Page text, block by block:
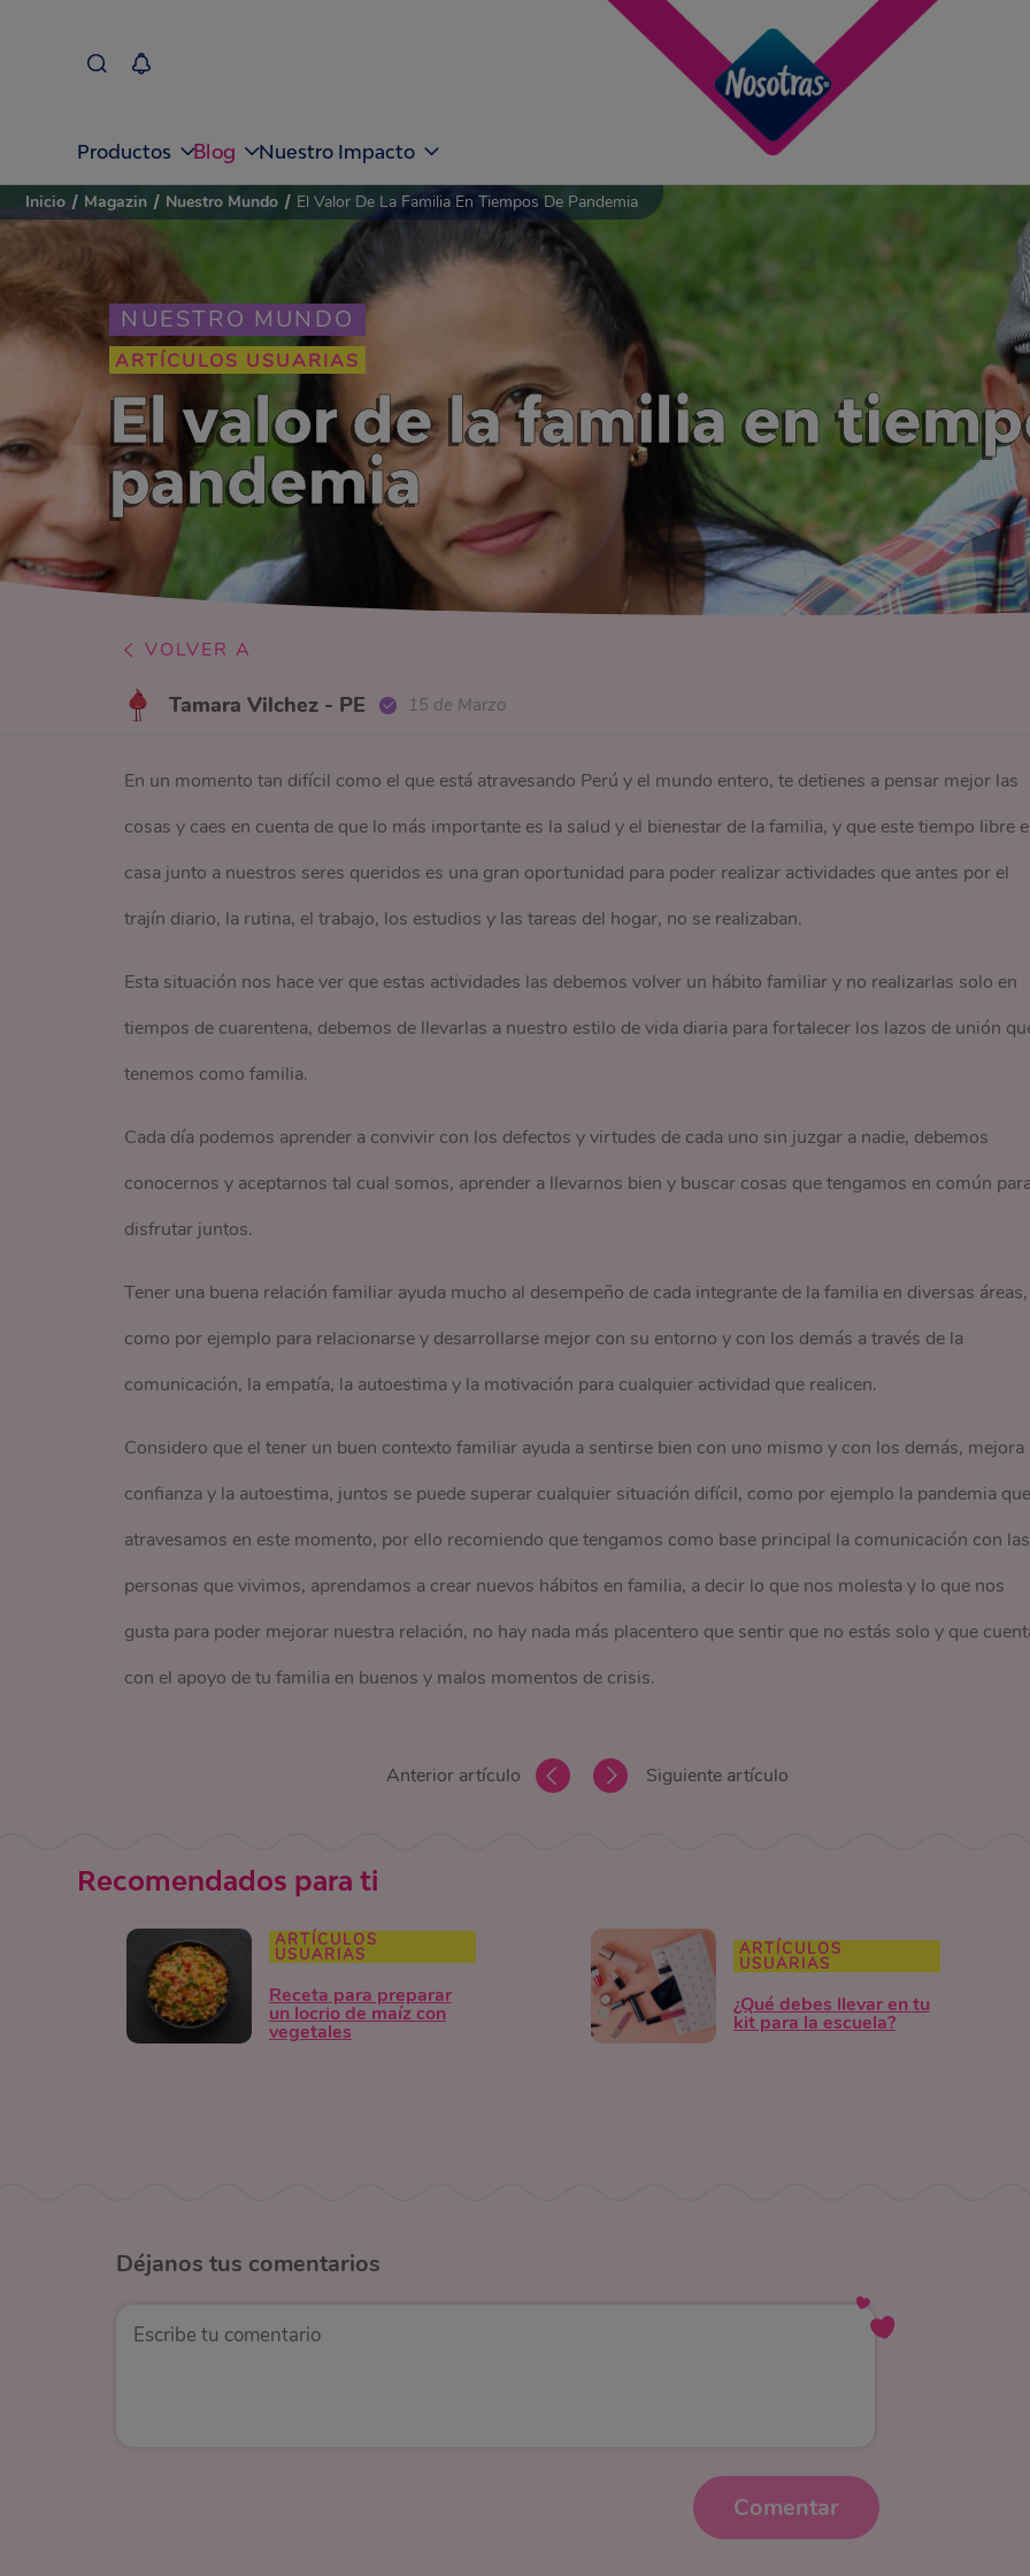
Productos Blog Nuestro Impacto
NUESTRO MUNDO
ARTÍCULOS USUARIAS
El valor de la familia en
pandemia
Inicio / Magazin / Nuestro Mundo / El Valor De La Familia En Tiempos De Pandemia
VOLVER A
Tamara Vilchez - PE 15 de Marzo
En un momento tan difícil como el que está atravesando Perú y el mundo entero, te detienes a pensar mejor las
cosas y caes en cuenta de que lo más importante es la salud y el bienestar de la familia, y que este tiempo libre
casa junto a nuestros seres queridos es una gran oportunidad para poder realizar actividades que antes por el
trajín diario, la rutina, el trabajo, los estudios y las tareas del hogar, no se realizaban.
Esta situación nos hace ver que estas actividades las debemos volver un hábito familiar y no realizarlas solo en
tiempos de cuarentena, debemos de llevarlas a nuestro estilo de vida diaria para fortalecer los lazos de unión
tenemos como familia.
Cada día podemos aprender a convivir con los defectos y virtudes de cada uno sin juzgar a nadie, debemos
conocernos y aceptarnos tal cual somos, aprender a llevarnos bien y buscar cosas que tengamos en común para
disfrutar juntos.
Tener una buena relación familiar ayuda mucho al desempeño de cada integrante de la familia en diversas áreas,
como por ejemplo para relacionarse y desarrollarse mejor con su entorno y con los demás a través de la
comunicación, la empatía, la autoestima y la motivación para cualquier actividad que realicen.
Considero que el tener un buen contexto familiar ayuda a sentirse bien con uno mismo y con los demás, mejora
confianza y la autoestima, juntos se puede superar cualquier situación difícil, como por ejemplo la pandemia que
atravesamos en este momento, por ello recomiendo que tengamos como base principal la comunicación con las
personas que vivimos, aprendamos a crear nuevos hábitos en familia, a decir lo que nos molesta y lo que nos
gusta para poder mejorar nuestra relación, no hay nada más placentero que sentir que no estás solo y que
con el apoyo de tu familia en buenos y malos momentos de crisis.
Anterior artículo Siguiente artículo
Recomendados para ti
ARTÍCULOS
USUARIAS
Receta para preparar
un locrio de maíz con
vegetales
ARTÍCULOS
USUARIAS
¿Qué debes llevar en tu
kit para la escuela?
Déjanos tus comentarios
Comentar